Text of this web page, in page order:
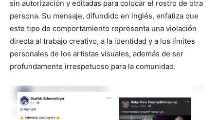
sin autorización y editadas para colocar el rostro de otra
persona. Su mensaje, difundido en inglés, enfatiza que
este tipo de comportamiento representa una violación
directa al trabajo creativo, a la identidad y a los límites
personales de los artistas visuales, además de ser
profundamente irrespetuoso para la comunidad.